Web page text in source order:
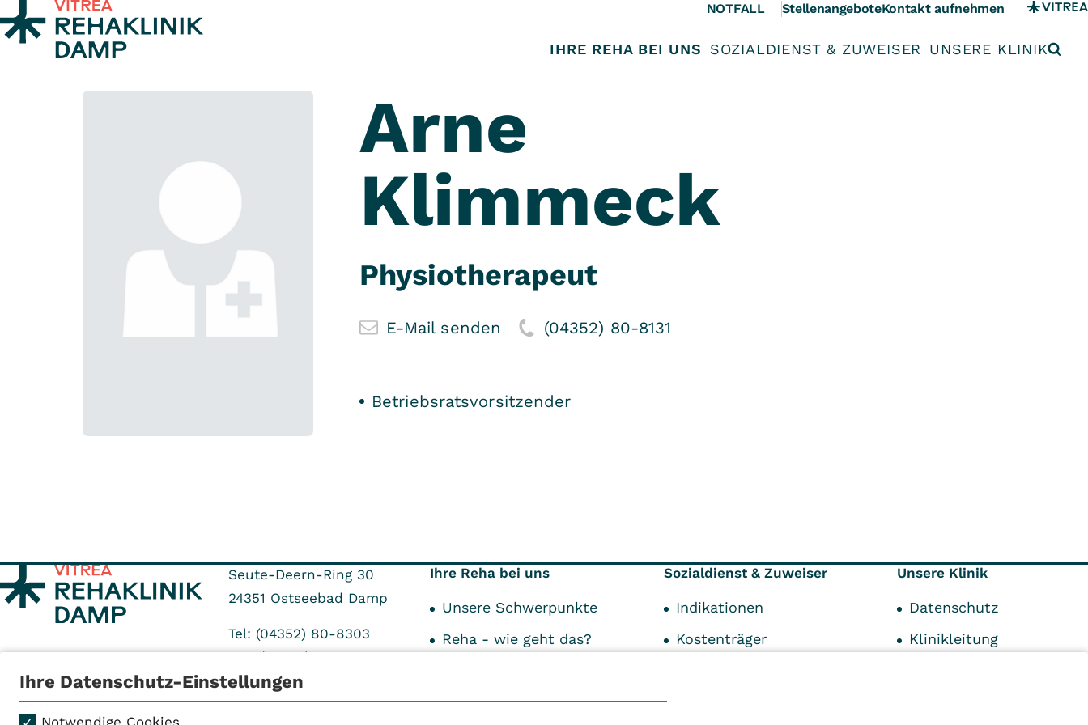
Zum Inhalt springen NOTFALL StellenangeboteKontakt aufnehmen
IHRE REHA BEI UNS SOZIALDIENST & ZUWEISER UNSERE KLINIK
Arne
Klimmeck
Physiotherapeut
E-Mail senden (04352) 80-8131
Betriebsratsvorsitzender
Seute-Deern-Ring 30
24351 Ostseebad Damp
Tel: (04352) 80-8303
Fax: (04352) 80-8373
Ihre Reha bei uns
Unsere Schwerpunkte
Reha - wie geht das?
Über den Aufenthalt
Sozialdienst & Zuweiser
Indikationen
Kostenträger
Unsere Klinik
Datenschutz
Klinikleitung
Ihre Datenschutz-Einstellungen
Notwendige Cookies